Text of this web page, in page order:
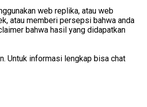
web replika, atau web
atau memberi persepsi bahwa anda
bahwa hasil yang didapatkan
Untuk informasi lengkap bisa chat